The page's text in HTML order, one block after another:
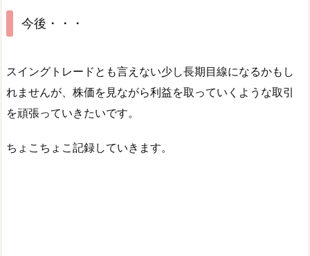
今後・・・
スイングトレードとも言えない少し長期目線になるかもし
れませんが、株価を見ながら利益を取っていくような取引
を頑張っていきたいです。
ちょこちょこ記録していきます。